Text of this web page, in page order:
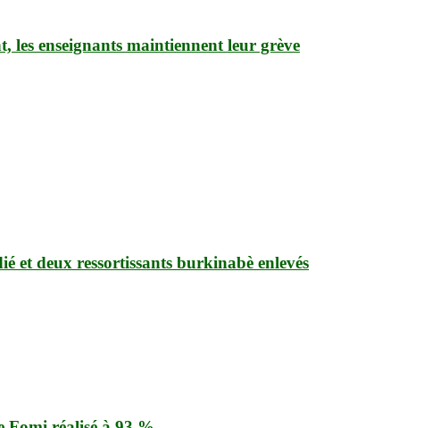
les enseignants maintiennent leur grève
et deux ressortissants burkinabè enlevés